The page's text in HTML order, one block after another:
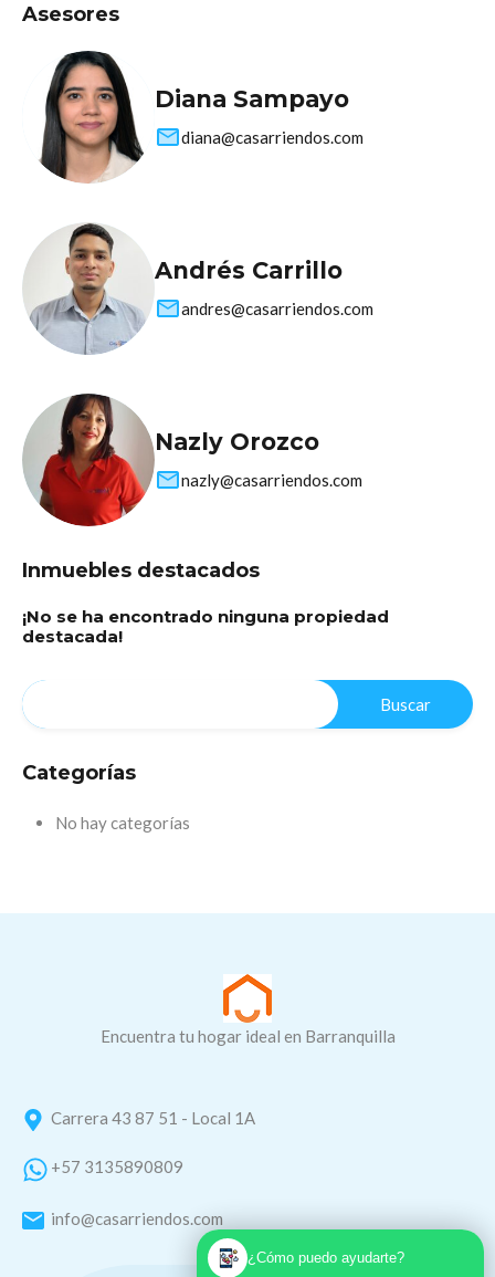
Asesores
Diana Sampayo
diana@casarriendos.com
Andrés Carrillo
andres@casarriendos.com
Nazly Orozco
nazly@casarriendos.com
Inmuebles destacados
¡No se ha encontrado ninguna propiedad
destacada!
Categorías
No hay categorías
Encuentra tu hogar ideal en Barranquilla
Carrera 43 87 51 - Local 1A
+57 3135890809
info@casarriendos.com
¿Cómo puedo ayudarte?